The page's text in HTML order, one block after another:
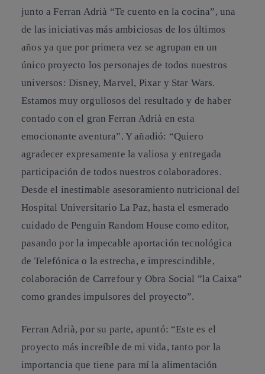
junto a Ferran Adrià “Te cuento en la cocina”, una
de las iniciativas más ambiciosas de los últimos
años ya que por primera vez se agrupan en un
único proyecto los personajes de todos nuestros
universos: Disney, Marvel, Pixar y Star Wars.
Estamos muy orgullosos del resultado y de haber
contado con el gran Ferran Adrià en esta
emocionante aventura”. Y añadió: “Quiero
agradecer expresamente la valiosa y entregada
participación de todos nuestros colaboradores.
Desde el inestimable asesoramiento nutricional del
Hospital Universitario La Paz, hasta el esmerado
cuidado de Penguin Random House como editor,
pasando por la impecable aportación tecnológica
de Telefónica o la estrecha, e imprescindible,
colaboración de Carrefour y Obra Social ”la Caixa”
como grandes impulsores del proyecto”.
Ferran Adrià, por su parte, apuntó: “Este es el
proyecto más increíble de mi vida, tanto por la
importancia que tiene para mí la alimentación